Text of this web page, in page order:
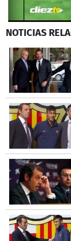
seconds
41
seconds
NOTICIAS